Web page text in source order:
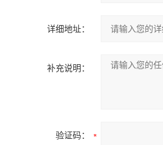
详细地址：
补充说明：
验证码：